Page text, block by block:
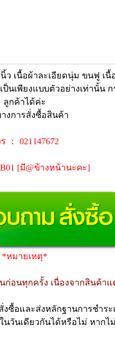
เนื้อผ้าละเอียดนุ่ม ขนฟู เ
นเพียงแบบตัวอย่างเท่านั้
ลูกค้าได้ค่ะ
งการสั่งซื้อสินค้า
： 021147672
[มี@ข้างหน้านะคะ]
*หมายเหตุ*
อนทุกครั้ง เนื่องจากสินค้า
อและส่งหลักฐานการชำร
วันเดียวกันได้หรือไม่ หาก